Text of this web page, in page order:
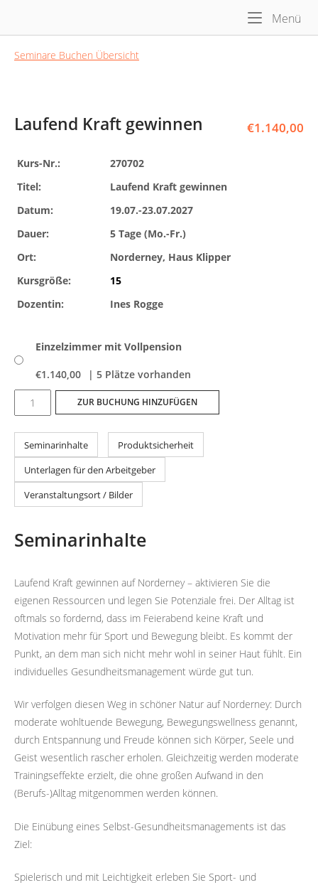
content
Menü
Seminare Buchen Übersicht
€1.140,00
Laufend Kraft gewinnen
Kurs-Nr.:
270702
Titel:
Laufend Kraft gewinnen
Datum:
19.07.-23.07.2027
Dauer:
5 Tage (Mo.-Fr.)
Ort:
Norderney, Haus Klipper
Kursgröße:
15
Dozentin:
Ines Rogge
Einzelzimmer mit Vollpension
€1.140,00
| 5 Plätze vorhanden
Laufend
Kraft
gewinnen
Menge
ZUR BUCHUNG HINZUFÜGEN
Seminarinhalte
Produktsicherheit
Unterlagen für den Arbeitgeber
Veranstaltungsort / Bilder
Seminarinhalte
Laufend Kraft gewinnen auf Norderney – aktivieren Sie die
eigenen Ressourcen und legen Sie Potenziale frei. Der Alltag ist
oftmals so fordernd, dass im Feierabend keine Kraft und
Motivation mehr für Sport und Bewegung bleibt. Es kommt der
Punkt, an dem man sich nicht mehr wohl in seiner Haut fühlt. Ein
individuelles Gesundheitsmanagement würde gut tun.
Wir verfolgen diesen Weg in schöner Natur auf Norderney: Durch
moderate wohltuende Bewegung, Bewegungswellness genannt,
durch Entspannung und Freude können sich Körper, Seele und
Geist wesentlich rascher erholen. Gleichzeitig werden moderate
Trainingseffekte erzielt, die ohne großen Aufwand in den
(Berufs-)Alltag mitgenommen werden können.
Die Einübung eines Selbst-Gesundheitsmanagements ist das
Ziel:
Spielerisch und mit Leichtigkeit erleben Sie Sport- und